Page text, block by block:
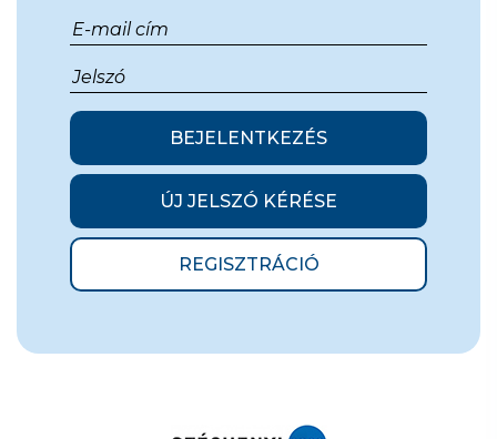
BEJELENTKEZÉS
ÚJ JELSZÓ KÉRÉSE
REGISZTRÁCIÓ